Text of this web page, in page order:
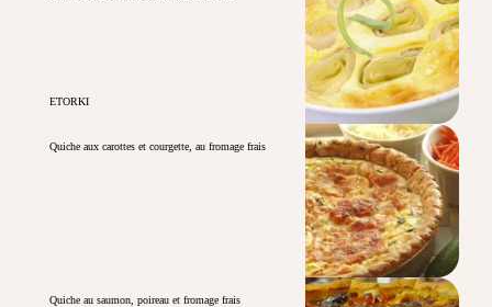
ETORKI
Quiche aux carottes et courgette, au fromage frais
Quiche au saumon, poireau et fromage frais